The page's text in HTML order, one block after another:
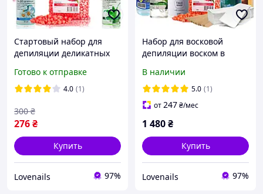
Стартовый набор для
депиляции деликатных
Готово к отправке
4.0 (1)
276₴
300 ₴
Купить
Lovenails 97%
Набор для восковой
депиляции воском в
воском Ital-Wax
В наличии
5.0 (1)
от247₴/мес
1 480₴
Купить
Lovenails 97%